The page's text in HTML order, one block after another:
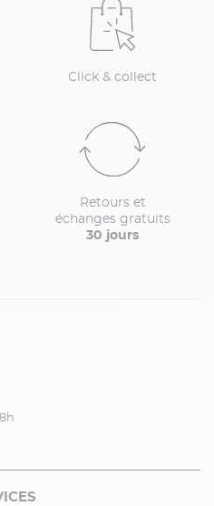
Click & collect
Retours et
échanges gratuits
30 jours